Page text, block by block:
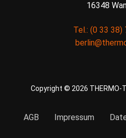
16348
Tel.: (0 33 38)
Copyright © 2026 THERMO-
AGB Impressum